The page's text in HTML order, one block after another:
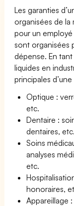
Les garanties
organisées de la
pour un employé
sont organisées
dépense. En
liquides en
principales
Optique :
etc.
Dentaire :
dentaires, etc.
Soins
analyses
etc.
honoraires,
Appareillage